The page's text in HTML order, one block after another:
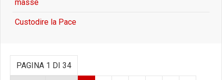
masse
Custodire la Pace
PAGINA 1 DI 34